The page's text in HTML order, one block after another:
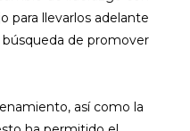
para llevarlos adelante
de promover
así como la